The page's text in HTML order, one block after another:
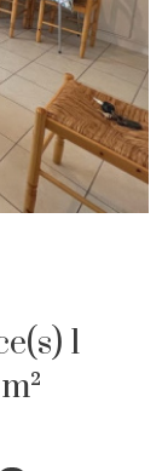
chambre(s) 25.8 m²